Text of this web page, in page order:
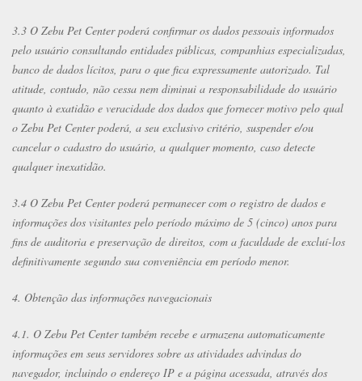
3.3 O Zebu Pet Center poderá confirmar os dados pessoais informados
pelo usuário consultando entidades públicas, companhias especializadas,
banco de dados lícitos, para o que fica expressamente autorizado. Tal
atitude, contudo, não cessa nem diminui a responsabilidade do usuário
quanto à exatidão e veracidade dos dados que fornecer motivo pelo qual
o Zebu Pet Center poderá, a seu exclusivo critério, suspender e/ou
cancelar o cadastro do usuário, a qualquer momento, caso detecte
qualquer inexatidão.
3.4 O Zebu Pet Center poderá permanecer com o registro de dados e
informações dos visitantes pelo período máximo de 5 (cinco) anos para
fins de auditoria e preservação de direitos, com a faculdade de excluí-los
definitivamente segundo sua conveniência em período menor.
4. Obtenção das informações navegacionais
4.1. O Zebu Pet Center também recebe e armazena automaticamente
informações em seus servidores sobre as atividades advindas do
navegador, incluindo o endereço IP e a página acessada, através dos